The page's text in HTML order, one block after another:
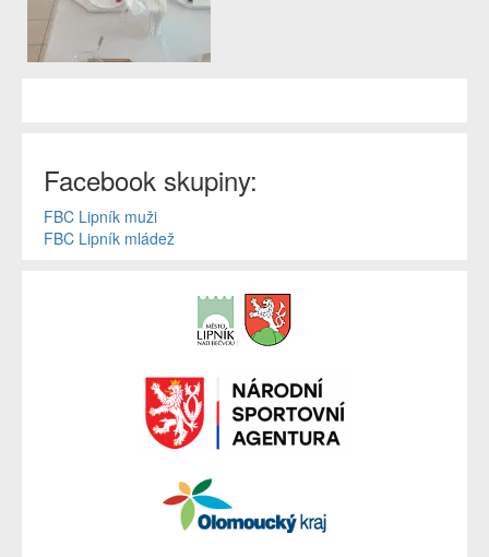
Facebook skupiny:
FBC Lipník muži
FBC Lipník mládež